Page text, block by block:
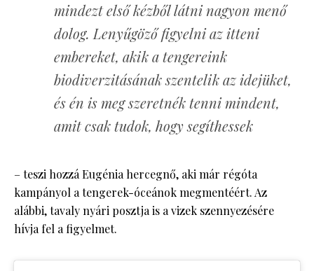
mindezt első kézből látni nagyon menő
dolog. Lenyűgöző figyelni az itteni
embereket, akik a tengereink
biodiverzitásának szentelik az idejüket,
és én is meg szeretnék tenni mindent,
amit csak tudok, hogy segíthessek
– teszi hozzá Eugénia hercegnő, aki már régóta
kampányol a tengerek-óceánok megmentéért. Az
alábbi, tavaly nyári posztja is a vizek szennyezésére
hívja fel a figyelmet.